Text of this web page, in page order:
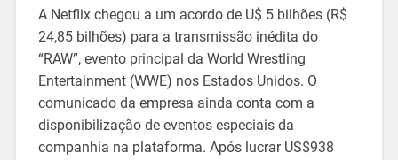
A Netflix chegou a um acordo de U$ 5 bilhões (R$
24,85 bilhões) para a transmissão inédita do
“RAW”, evento principal da World Wrestling
Entertainment (WWE) nos Estados Unidos. O
comunicado da empresa ainda conta com a
disponibilização de eventos especiais da
companhia na plataforma. Após lucrar US$938